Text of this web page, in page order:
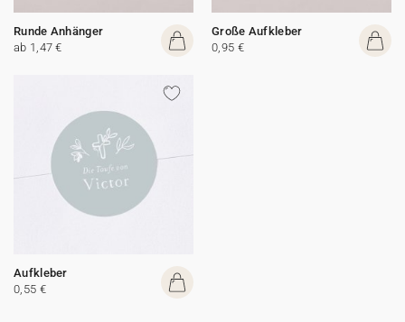
Runde Anhänger
ab 1,47 €
Große Aufkleber
0,95 €
Aufkleber
0,55 €